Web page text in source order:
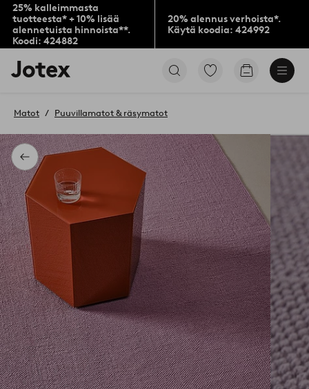
25% kalleimmasta
tuotteesta* + 10% lisää
alennetuista hinnoista**.
Koodi: 424882
20% alennus verhoista*.
Käytä koodia: 424992
Jotex-
logo
aloitussivulle
Siirry
Siirry
Takaisin
Matot Puuvillamatot & räsymatot